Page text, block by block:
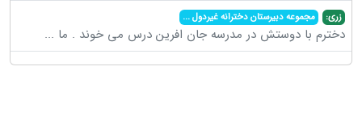
زری: مجموعه دبیرستان دخترانه غیردول...
دخترم با دوستش در مدرسه جان افرین درس می خوند . ما ...